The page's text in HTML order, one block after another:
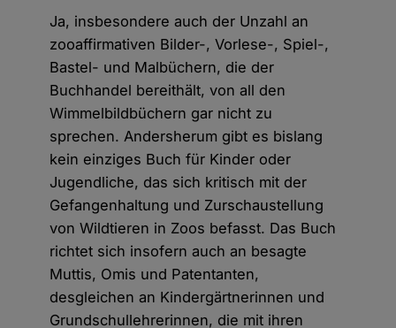
Ja, insbesondere auch der Unzahl an
zooaffirmativen Bilder-, Vorlese-, Spiel-,
Bastel- und Malbüchern, die der
Buchhandel bereithält, von all den
Wimmelbildbüchern gar nicht zu
sprechen. Andersherum gibt es bislang
kein einziges Buch für Kinder oder
Jugendliche, das sich kritisch mit der
Gefangenhaltung und Zurschaustellung
von Wildtieren in Zoos befasst. Das Buch
richtet sich insofern auch an besagte
Muttis, Omis und Patentanten,
desgleichen an Kindergärtnerinnen und
Grundschullehrerinnen, die mit ihren